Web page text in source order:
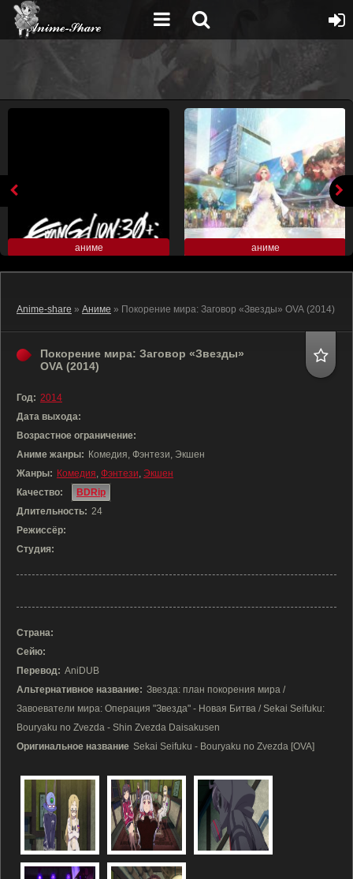
аниме аниме
Anime-share » Аниме » Покорение мира: Заговор «Звезды» OVA (2014)
Покорение мира: Заговор «Звезды»
OVA (2014)
Год: 2014
Дата выхода:
Возрастное ограничение:
Аниме жанры: Комедия, Фэнтези, Экшен
Жанры: Комедия, Фэнтези, Экшен
Качество:
BDRip
Длительность: 24
Режиссёр:
Студия:
Страна:
Сейю:
Перевод: AniDUB
Альтернативное название: Звезда: план покорения мира /
Завоеватели мира: Операция "Звезда" - Новая Битва / Sekai Seifuku:
Bouryaku no Zvezda - Shin Zvezda Daisakusen
Оригинальное название Sekai Seifuku - Bouryaku no Zvezda [OVA]